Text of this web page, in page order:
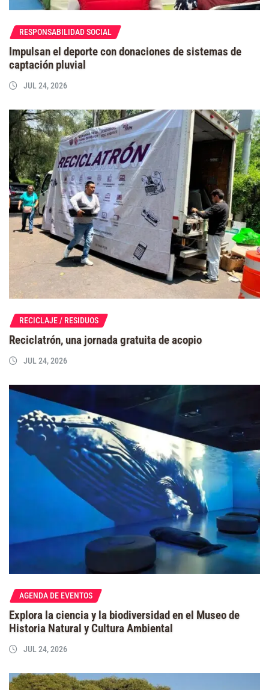
RESPONSABILIDAD SOCIAL
Impulsan el deporte con donaciones de sistemas de
captación pluvial
JUL 24, 2026
RECICLAJE / RESIDUOS
Reciclatrón, una jornada gratuita de acopio
JUL 24, 2026
AGENDA DE EVENTOS
Explora la ciencia y la biodiversidad en el Museo de
Historia Natural y Cultura Ambiental
JUL 24, 2026